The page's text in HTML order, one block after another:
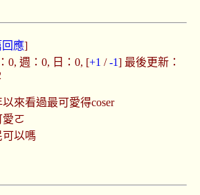
回應]
0, 週：0, 日：0, [+1 /-1] 最後更新：
來看過最可愛得coser
愛ㄛ
可以嗎